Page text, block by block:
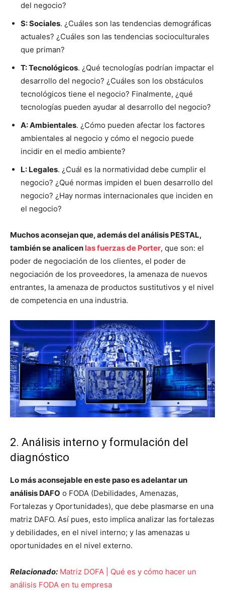
del negocio?
S: Sociales. ¿Cuáles son las tendencias demográficas
actuales? ¿Cuáles son las tendencias socioculturales
que priman?
T: Tecnológicos. ¿Qué tecnologías podrían impactar el
desarrollo del negocio? ¿Cuáles son los obstáculos
tecnológicos tiene el negocio? Finalmente, ¿qué
tecnologías pueden ayudar al desarrollo del negocio?
A: Ambientales. ¿Cómo pueden afectar los factores
ambientales al negocio y cómo el negocio puede
incidir en el medio ambiente?
L: Legales. ¿Cuál es la normatividad debe cumplir el
negocio? ¿Qué normas impiden el buen desarrollo del
negocio? ¿Hay normas internacionales que inciden en
el negocio?
Muchos aconsejan que, además del análisis PESTAL,
también se analicen las fuerzas de Porter, que son: el
poder de negociación de los clientes, el poder de
negociación de los proveedores, la amenaza de nuevos
entrantes, la amenaza de productos sustitutivos y el nivel
de competencia en una industria.
2. Análisis interno y formulación del
diagnóstico
Lo más aconsejable en este paso es adelantar un
análisis DAFO o FODA (Debilidades, Amenazas,
Fortalezas y Oportunidades), que debe plasmarse en una
matriz DAFO. Así pues, esto implica analizar las fortalezas
y debilidades, en el nivel interno; y las amenazas u
oportunidades en el nivel externo.
Relacionado: Matriz DOFA | Qué es y cómo hacer un
análisis FODA en tu empresa